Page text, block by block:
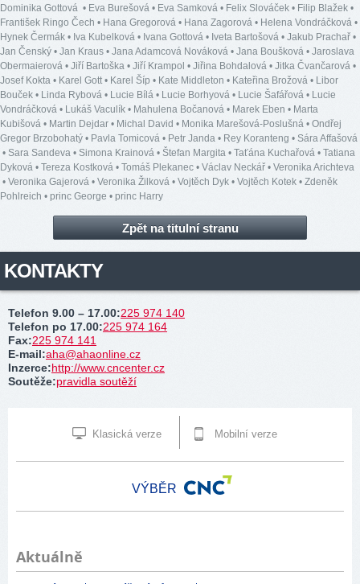
Dominika Gottová • Eva Burešová • Eva Samková • Felix Slováček • Filip Blažek •
František Ringo Čech • Hana Gregorová • Hana Zagorová • Helena Vondráčková •
Hynek Čermák • Iva Kubelková • Ivana Gottová • Iveta Bartošová • Jakub Prachař •
Jan Čenský • Jan Kraus • Jana Adamcová Nováková • Jana Boušková • Jaroslava
Obermaierová • Jiří Bartoška • Jiří Krampol • Jiřina Bohdalová • Jitka Čvančarová •
Josef Kokta • Karel Gott• Karel Šíp • Kate Middleton • Kateřina Brožová • Libor
Bouček • Linda Rybová • Lucie Bílá • Lucie Borhyová • Lucie Šafářová • Lucie
Vondráčková • Lukáš Vaculík • Mahulena Bočanová • Marek Eben • Marta
Kubišová • Martin Dejdar • Michal David • Monika Marešová-Poslušná • Ondřej
Gregor Brzobohatý • Pavla Tomicová • Petr Janda • Rey Koranteng • Sára Affašová
• Sara Sandeva • Simona Krainová • Štefan Margita • Taťána Kuchařová • Tatiana
Dyková • Tereza Kostková • Tomáš Plekanec • Václav Neckář • Veronika Arichteva
• Veronika Gajerová • Veronika Žilková • Vojtěch Dyk • Vojtěch Kotek • Zdeněk
Pohlreich • princ George • princ Harry
Zpět na titulní stranu
KONTAKTY
Telefon 9.00 – 17.00:225 974 140
Telefon po 17.00:225 974 164
Fax:225 974 141
E-mail:aha@ahaonline.cz
Inzerce:http://www.cncenter.cz
Soutěže:pravidla soutěží
Klasická verze Mobilní verze
VÝBĚR
Aktuálně